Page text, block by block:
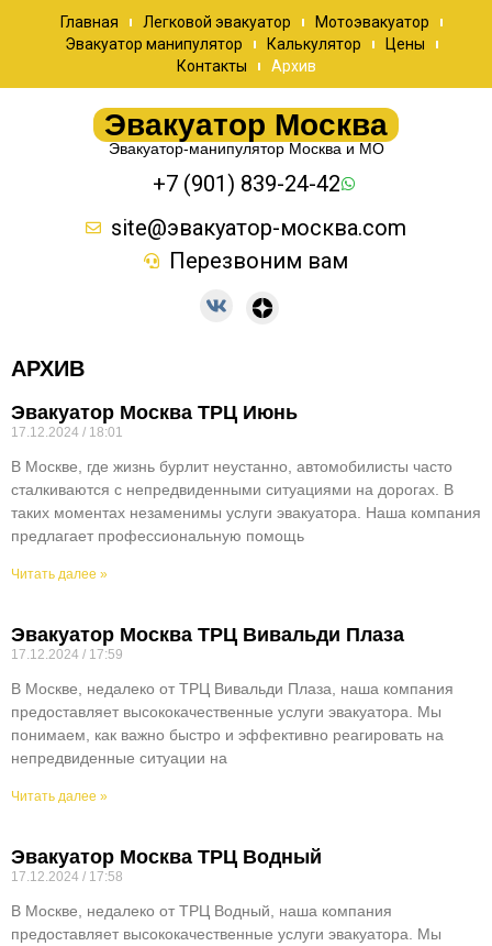
Главная Легковой эвакуатор
Мотоэвакуатор
Эвакуатор манипулятор
Калькулятор
Цены
Контакты
Архив
Эвакуатор Москва
Эвакуатор-манипулятор Москва и МО
+7 (901) 839-24-42
site@эвакуатор-москва.com
Перезвоним вам
АРХИВ
Эвакуатор Москва ТРЦ Июнь
17.12.2024 18:01
В Москве, где жизнь бурлит неустанно, автомобилисты часто
сталкиваются с непредвиденными ситуациями на дорогах. В
таких моментах незаменимы услуги эвакуатора. Наша компания
предлагает профессиональную помощь
Читать далее »
Эвакуатор Москва ТРЦ Вивальди Плаза
17.12.2024 17:59
В Москве, недалеко от ТРЦ Вивальди Плаза, наша компания
предоставляет высококачественные услуги эвакуатора. Мы
понимаем, как важно быстро и эффективно реагировать на
непредвиденные ситуации на
Читать далее »
Эвакуатор Москва ТРЦ Водный
17.12.2024 17:58
В Москве, недалеко от ТРЦ Водный, наша компания
предоставляет высококачественные услуги эвакуатора. Мы